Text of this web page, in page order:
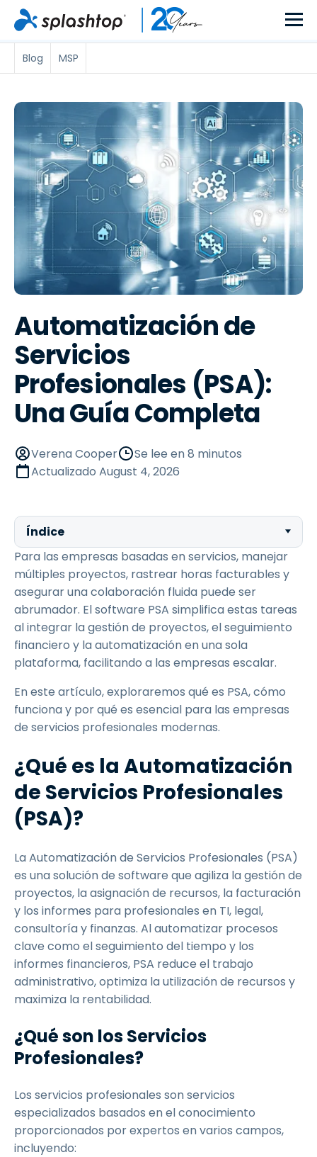
Blog MSP
Automatización de
Servicios
Profesionales (PSA):
Una Guía Completa
Verena Cooper
Se lee en 8 minutos
Actualizado August 4, 2026
Índice
Para las empresas basadas en servicios, manejar
múltiples proyectos, rastrear horas facturables y
asegurar una colaboración fluida puede ser
abrumador. El software PSA simplifica estas tareas
al integrar la gestión de proyectos, el seguimiento
financiero y la automatización en una sola
plataforma, facilitando a las empresas escalar.
En este artículo, exploraremos qué es PSA, cómo
funciona y por qué es esencial para las empresas
de servicios profesionales modernas.
¿Qué es la Automatización
de Servicios Profesionales
(PSA)?
La Automatización de Servicios Profesionales (PSA)
es una solución de software que agiliza la gestión de
proyectos, la asignación de recursos, la facturación
y los informes para profesionales en TI, legal,
consultoría y finanzas. Al automatizar procesos
clave como el seguimiento del tiempo y los
informes financieros, PSA reduce el trabajo
administrativo, optimiza la utilización de recursos y
maximiza la rentabilidad.
¿Qué son los Servicios
Profesionales?
Los servicios profesionales son servicios
especializados basados en el conocimiento
proporcionados por expertos en varios campos,
incluyendo: